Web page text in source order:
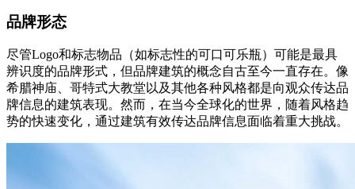
品牌形态
尽管Logo和标志物品（如标志性的可口可乐瓶）可能是最具
辨识度的品牌形式，但品牌建筑的概念自古至今一直存在。像
希腊神庙、哥特式大教堂以及其他各种风格都是向观众传达品
牌信息的建筑表现。然而，在当今全球化的世界，随着风格趋
势的快速变化，通过建筑有效传达品牌信息面临着重大挑战。